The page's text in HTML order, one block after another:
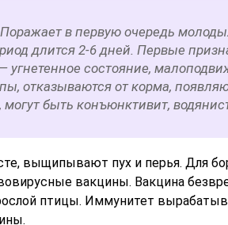
в первую очередь
длится 2-6 дней. Первые
угнетенное состояние,
отказываются от корма,
быть конъюнктивит,
выщипывают пух и перья. Для
вакцины. Вакцина
птицы. Иммунитет